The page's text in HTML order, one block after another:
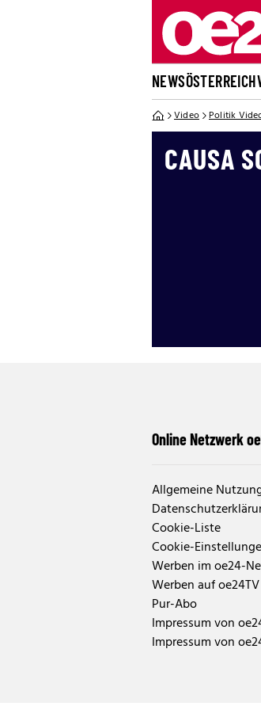
NEWSÖSTERREICH
Video Politik
CAUSA
Online Netzwerk
Allgemeine
Cookie-Liste
Cookie-
Werben im oe24-
Werben auf oe24TV
Pur-Abo
Impressum von
Impressum von